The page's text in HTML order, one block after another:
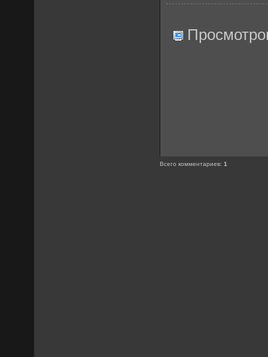
Всего комментариев:1